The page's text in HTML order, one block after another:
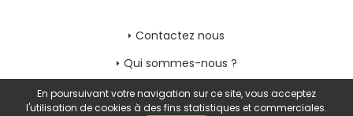
Contactez nous
Qui sommes-nous ?
Mon compte
En poursuivant votre navigation sur ce site, vous acceptez
l'utilisation de cookies à des fins statistiques et commerciales.